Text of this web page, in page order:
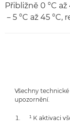
Přibližně 0 °C
－5 °C až 45
Všechny
upozornění.
¹ K aktivaci